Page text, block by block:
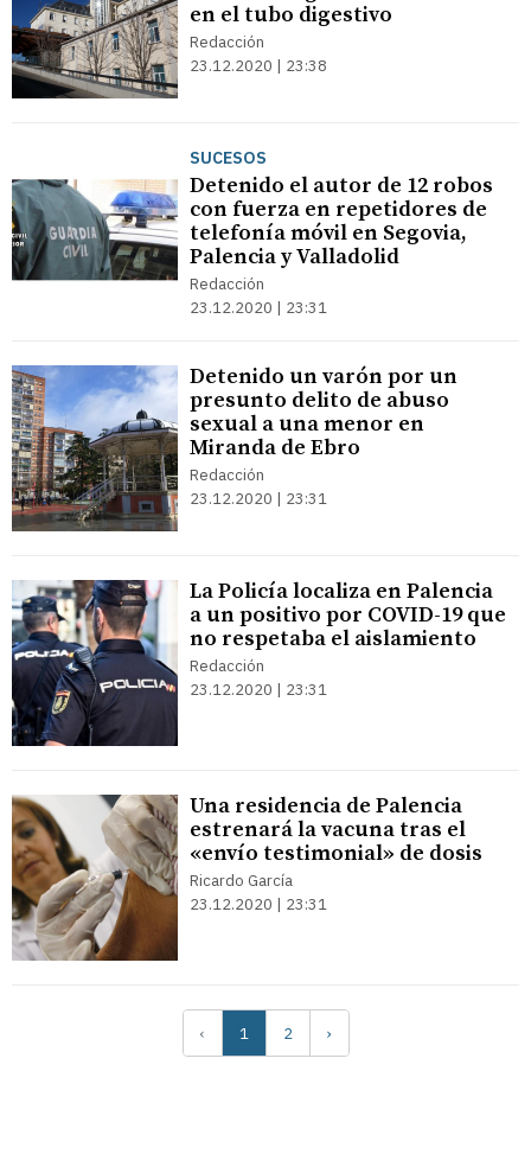
en el tubo digestivo
Redacción
23.12.2020 | 23:38
SUCESOS
Detenido el autor de 12 robos
con fuerza en repetidores de
telefonía móvil en Segovia,
Palencia y Valladolid
Redacción
23.12.2020 | 23:31
Detenido un varón por un
presunto delito de abuso
sexual a una menor en
Miranda de Ebro
Redacción
23.12.2020 | 23:31
La Policía localiza en Palencia
a un positivo por COVID-19 que
no respetaba el aislamiento
Redacción
23.12.2020 | 23:31
Una residencia de Palencia
estrenará la vacuna tras el
«envío testimonial» de dosis
Ricardo García
23.12.2020 | 23:31
‹ 1 2 ›